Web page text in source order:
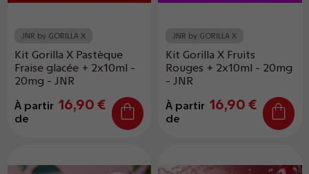
JNR by GORILLA X
Kit Gorilla X Pastèque
Fraise glacée + 2x10ml -
20mg - JNR
À partir
de
16,90 €
JNR by GORILLA X
Kit Gorilla X Fruits
Rouges + 2x10ml - 20mg
- JNR
À partir
de
16,90 €